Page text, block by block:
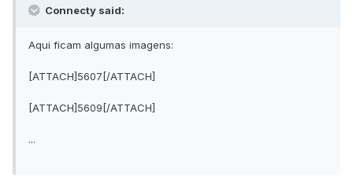
Connecty said:
Aqui ficam algumas imagens:
[ATTACH]5607[/ATTACH]
[ATTACH]5609[/ATTACH]
...